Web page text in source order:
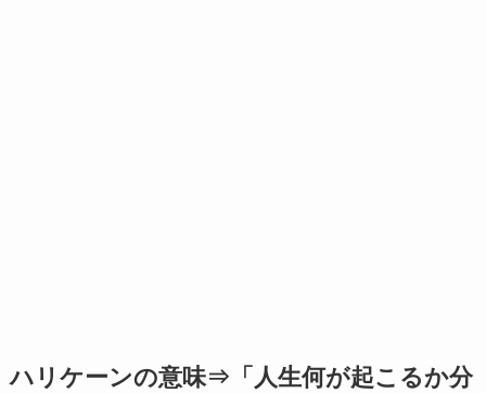
ハリケーンの意味⇒「人生何が起こるか分